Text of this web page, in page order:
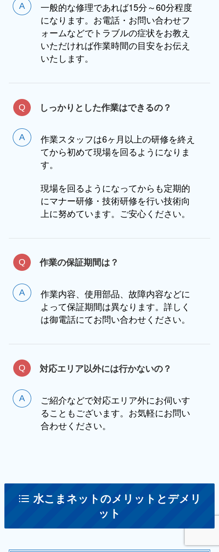
一般的な修理であれば15分～60分程度
になります。お電話・お問い合わせフ
ォームなどでトラブルの症状をお教え
いただければ作業時間の目安をお伝え
いたします。
しっかりとした作業はできるの？
作業スタッフは6ヶ月以上の研修を終え
てから初めて現場を回るようになりま
す。
現場を回るようになってからも定期的
にマナー研修・技術研修を行い技術向
上に努めています。ご安心ください。
作業の保証期間は？
作業内容、使用部品、故障内容などに
よって保証期間は異なります。詳しく
は御電話にてお問い合わせください。
対応エリア以外には行かないの？
ご紹介などで対応エリア外にお伺いす
ることもございます。お気軽にお問い
合わせください。
水こまネットのメリットとデメリ
ット